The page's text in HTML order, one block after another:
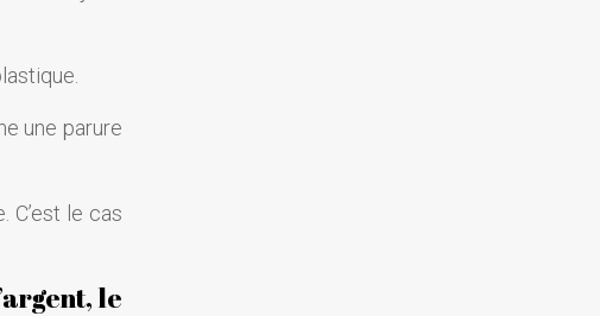
une parure
C’est le cas
le